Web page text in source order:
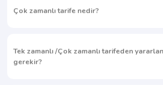
Çok zamanlı tarife nedir?
Tek zamanlı /Çok zamanlı tarifeden
gerekir?